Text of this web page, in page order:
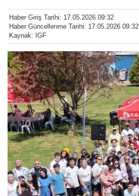
Haber Giriş Tarihi: 17.05.2026 09:32
Haber Güncellenme Tarihi: 17.05.2026 09:32
Kaynak: IGF